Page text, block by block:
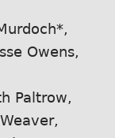
Owens,
Paltrow,